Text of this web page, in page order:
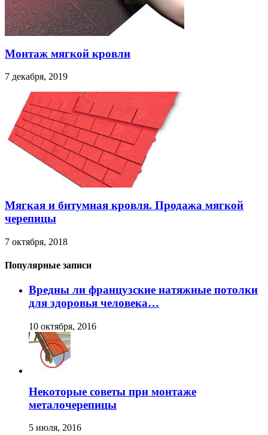
Монтаж мягкой кровли
7 декабря, 2019
Мягкая и битумная кровля. Продажа мягкой
черепицы
7 октября, 2018
Популярные записи
Вредны ли французские натяжные потолки
для здоровья человека…
10 октября, 2016
Некоторые советы при монтаже
металочерепицы
5 июля, 2016